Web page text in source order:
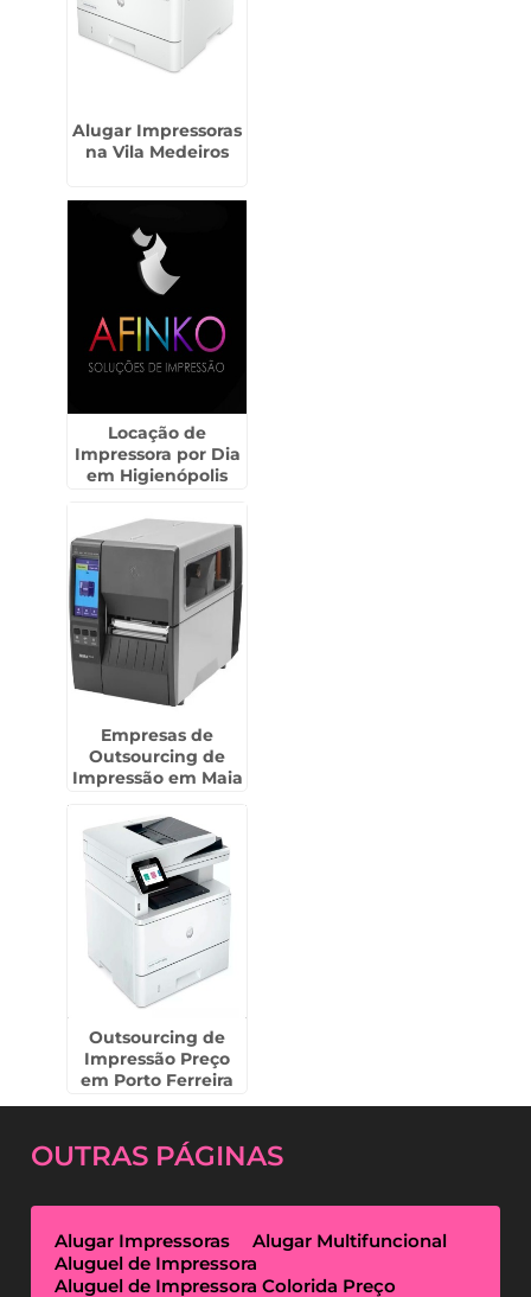
Alugar Impressoras
na Vila Medeiros
Locação de
Impressora por Dia
em Higienópolis
Empresas de
Outsourcing de
Impressão em Maia
Outsourcing de
Impressão Preço
em Porto Ferreira
OUTRAS PÁGINAS
Alugar Impressoras
Alugar Multifuncional
Aluguel de Impressora
Aluguel de Impressora Colorida Preço